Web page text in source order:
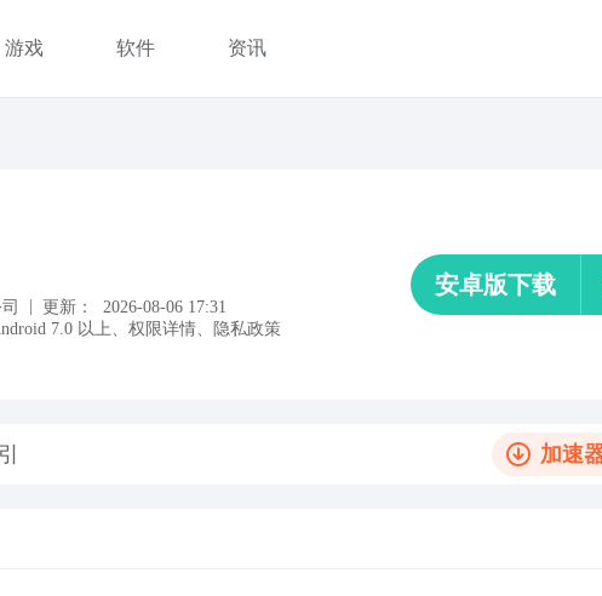
游戏 软件 资讯
更新：
2026-08-06 17:31
7.0 以上、 权限详情、 隐私政策
安卓版下载
加速